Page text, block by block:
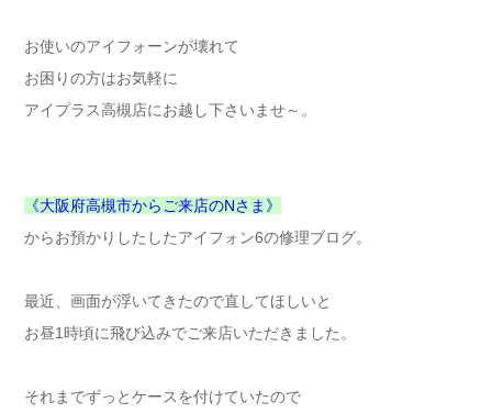
お使いのアイフォーンが壊れて
お困りの方はお気軽に
アイプラス高槻店にお越し下さいませ～。
《大阪府高槻市からご来店のNさま》
からお預かりしたしたアイフォン6の修理ブログ。
最近、画面が浮いてきたので直してほしいと
お昼1時頃に飛び込みでご来店いただきました。
それまでずっとケースを付けていたので